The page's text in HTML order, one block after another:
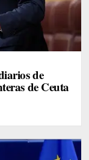
de
de Ceuta